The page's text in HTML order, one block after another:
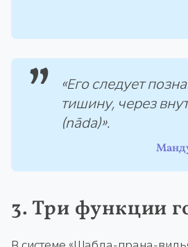
«Его следует
тишину, через
(nāda)».
3. Три функции